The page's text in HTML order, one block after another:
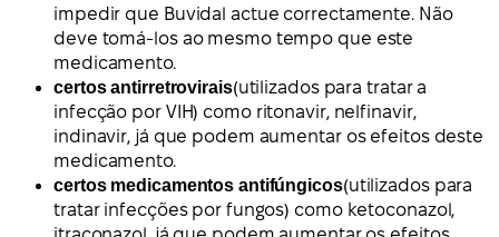
impedir que Buvidal actue correctamente. Não
deve tomá-los ao mesmo tempo que este
medicamento.
certos antirretrovirais(utilizados para tratar a
infecção por VIH) como ritonavir, nelfinavir,
indinavir, já que podem aumentar os efeitos deste
medicamento.
certos medicamentos antifúngicos(utilizados para
tratar infecções por fungos) como ketoconazol,